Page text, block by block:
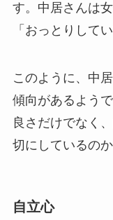
す。中居さんは
「おっとりして
このように、中
傾向があるよう
良さだけでなく
切にしているの
自立心